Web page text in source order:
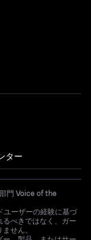
ター
門 Voice of the
ーザーの経験に基づ
るべきではなく、ガー
せん。